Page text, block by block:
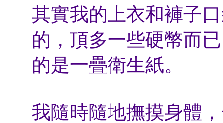
其實我的上衣和褲子
的，頂多一些硬幣而
的是一疊衛生紙。
我隨時隨地撫摸身體